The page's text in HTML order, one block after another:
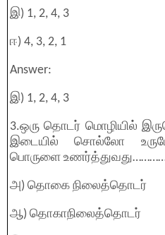
இ) 1, 2, 4, 3
ஈ) 4, 3, 2, 1
Answer:
இ) 1, 2, 4, 3
3.ஒரு தொடர் மொழியில்
இடையில் சொல்லோ
பொருளை
அ) தொகை நிலைத்தொடர்
ஆ) தொகாநிலைத்தொடர்